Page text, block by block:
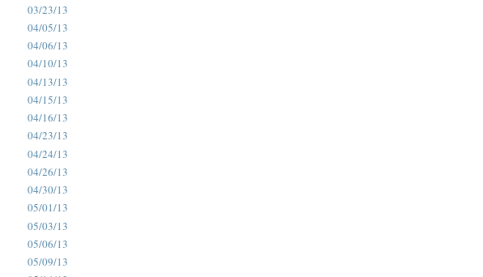
03/23/13
04/05/13
04/06/13
04/10/13
04/13/13
04/15/13
04/16/13
04/23/13
04/24/13
04/26/13
04/30/13
05/01/13
05/03/13
05/06/13
05/09/13